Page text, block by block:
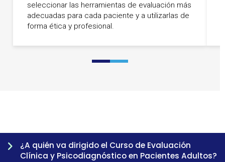
seleccionar las herramientas de evaluación más
adecuadas para cada paciente y a utilizarlas de
forma ética y profesional.
0 1 2 3
¿A quién va dirigido el Curso de Evaluación
Clínica y Psicodiagnóstico en Pacientes Adultos?